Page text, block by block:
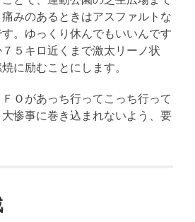
みのあるときはアスファルトな
。ゆっくり休んでもいいんです
５キロ近くまで激太リーノ状
に励むことにします。
Ｏがあっち行ってこっち行って
惨事に巻き込まれないよう、要